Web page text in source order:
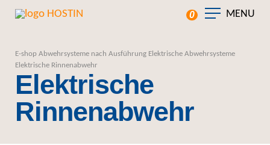
0 MENU
E-shop Abwehrsysteme nach Ausführung Elektrische Abwehrsysteme
Elektrische Rinnenabwehr
Elektrische
Rinnenabwehr